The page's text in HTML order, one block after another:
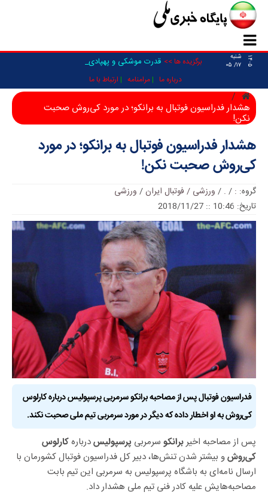
۱۴۰۵
شنبه
۱۷/ ۰۵
برگزیده ها >> قدرت موشکی و پهپادی نیرو _
درباره ما مرامنامه ارتباط با ما
هشدار فدراسیون فوتبال به برانکو؛ در مورد کی‌روش صحبت
نکن!
هشدار فدراسیون فوتبال به برانکو؛ در مورد
کی‌روش صحبت نکن!
گروه: :
/
.
/ ورزشی / فوتبال ایران/ ورزشی
تاریخ: 10:46 :: 2018/11/27
فدراسیون فوتبال پس از مصاحبه برانکو سرمربی پرسپولیس درباره کارلوس
کی‌روش به او اخطار داده که دیگر در مورد سرمربی تیم ملی صحبت نکند.
پس از مصاحبه اخیربرانکو سرمربی پرسپولیسدربارهکارلوس
کی‌روشو بیشتر شدن تنش‌ها، دبیر کل فدراسیون فوتبال کشورمان با
ارسال نامه‌ای به باشگاه پرسپولیس به سرمربی این تیم بابت
مصاحبه‌هایش علیه کادر فنی تیم ملی هشدار داد.